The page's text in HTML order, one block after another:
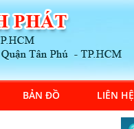
BẢN ĐỒ LIÊN HỆ